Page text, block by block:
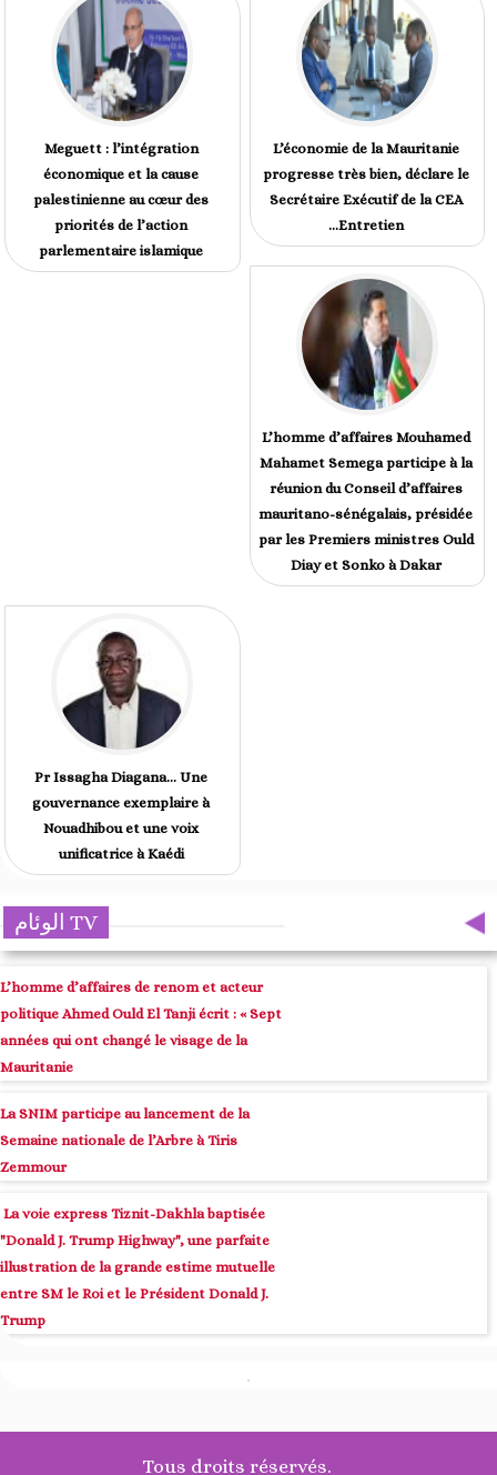
Meguett : l’intégration
économique et la cause
palestinienne au cœur des
priorités de l’action
parlementaire islamique
L’économie de la Mauritanie
progresse très bien, déclare le
Secrétaire Exécutif de la CEA
...Entretien
L’homme d’affaires Mouhamed
Mahamet Semega participe à la
réunion du Conseil d’affaires
mauritano-sénégalais, présidée
par les Premiers ministres Ould
Diay et Sonko à Dakar
Pr Issagha Diagana… Une
gouvernance exemplaire à
Nouadhibou et une voix
unificatrice à Kaédi
الوئام TV
L’homme d’affaires de renom et acteur
politique Ahmed Ould El Tanji écrit : « Sept
années qui ont changé le visage de la
Mauritanie
La SNIM participe au lancement de la
Semaine nationale de l’Arbre à Tiris
Zemmour
La voie express Tiznit-Dakhla baptisée
"Donald J. Trump Highway", une parfaite
illustration de la grande estime mutuelle
entre SM le Roi et le Président Donald J.
Trump
Tous droits réservés.